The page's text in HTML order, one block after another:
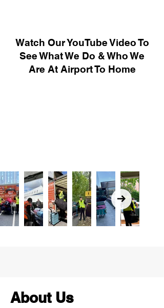
Watch Our YouTube Video To
See What We Do & Who We
Are At Airport To Home
About Us